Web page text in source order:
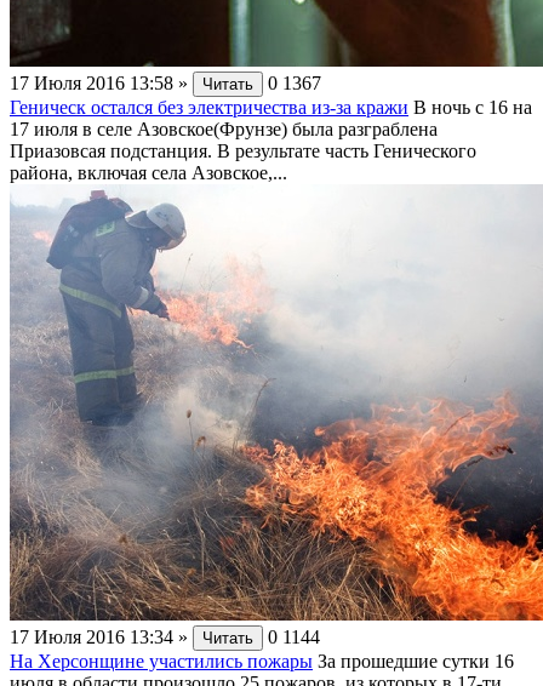
17 Июля 2016 13:58 » Читать 0 1367
Геническ остался без электричества из-за кражи В ночь с 16 на
17 июля в селе Азовское(Фрунзе) была разграблена
Приазовсая подстанция. В результате часть Генического
района, включая села Азовское,...
17 Июля 2016 13:34 » Читать 0 1144
На Херсонщине участились пожары За прошедшие сутки 16